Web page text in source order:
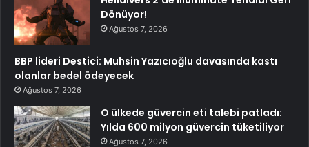
Dönüyor!
Ağustos 7, 2026
BBP lideri Destici: Muhsin Yazıcıoğlu davasında kastı
olanlar bedel ödeyecek
Ağustos 7, 2026
O ülkede güvercin eti talebi patladı:
Yılda 600 milyon güvercin tüketiliyor
Ağustos 7, 2026